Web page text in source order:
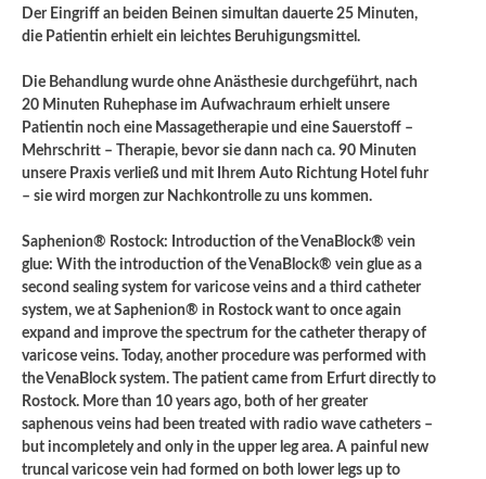
Der Eingriff an beiden Beinen simultan dauerte 25 Minuten,
die Patientin erhielt ein leichtes Beruhigungsmittel.
Die Behandlung wurde ohne Anästhesie durchgeführt, nach
20 Minuten Ruhephase im Aufwachraum erhielt unsere
Patientin noch eine Massagetherapie und eine Sauerstoff –
Mehrschritt – Therapie, bevor sie dann nach ca. 90 Minuten
unsere Praxis verließ und mit Ihrem Auto Richtung Hotel fuhr
– sie wird morgen zur Nachkontrolle zu uns kommen.
Saphenion® Rostock: Introduction of the VenaBlock® vein
glue: With the introduction of the VenaBlock® vein glue as a
second sealing system for varicose veins and a third catheter
system, we at Saphenion® in Rostock want to once again
expand and improve the spectrum for the catheter therapy of
varicose veins. Today, another procedure was performed with
the VenaBlock system. The patient came from Erfurt directly to
Rostock. More than 10 years ago, both of her greater
saphenous veins had been treated with radio wave catheters –
but incompletely and only in the upper leg area. A painful new
truncal varicose vein had formed on both lower legs up to